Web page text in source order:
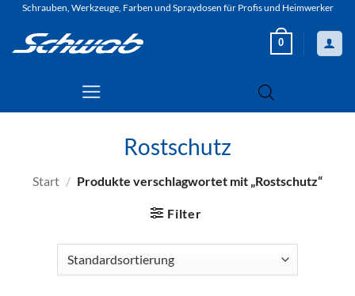
Zum
springen
Schrauben, Werkzeuge, Farben und Spraydosen für Profis und Heimwerker
0
Rostschutz
Start / Produkte verschlagwortet mit „Rostschutz“
Filter